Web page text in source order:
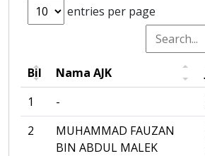
entries per page
Bil Nama AJK
1
-
2
MUHAMMAD FAUZAN
BIN ABDUL MALEK